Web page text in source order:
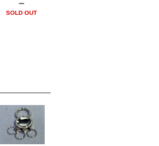
ー
SOLD OUT